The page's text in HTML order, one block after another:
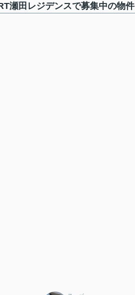
瀬田レジデンスで募集中の物件